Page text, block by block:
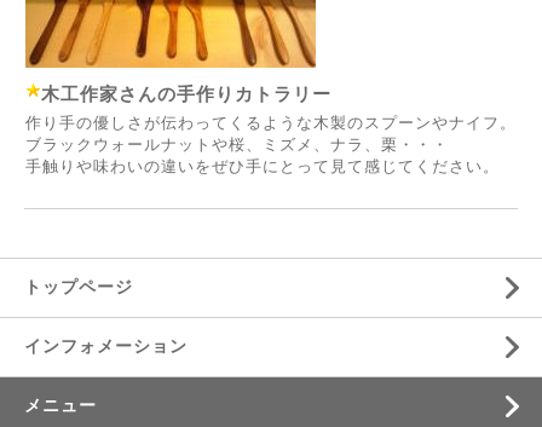
木工作家さんの手作りカトラリー
作り手の優しさが伝わってくるような木製のスプーンやナイフ。
ブラックウォールナットや桜、ミズメ、ナラ、栗・・・
手触りや味わいの違いをぜひ手にとって見て感じてください。
トップページ
インフォメーション
メニュー